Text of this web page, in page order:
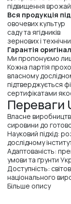
підвищення
Вся продукція
овочевих культур
саду та ягідників
зернових і
Гарантія
Ми пропонуємо
Кожна партія
власному
підтверджується
сертифікатами
Переваги
Власне
сировини до
Науковий підхід:
дослідному
Адаптованість:
умови та ґрунти
Доступність:
національного
Більше опису